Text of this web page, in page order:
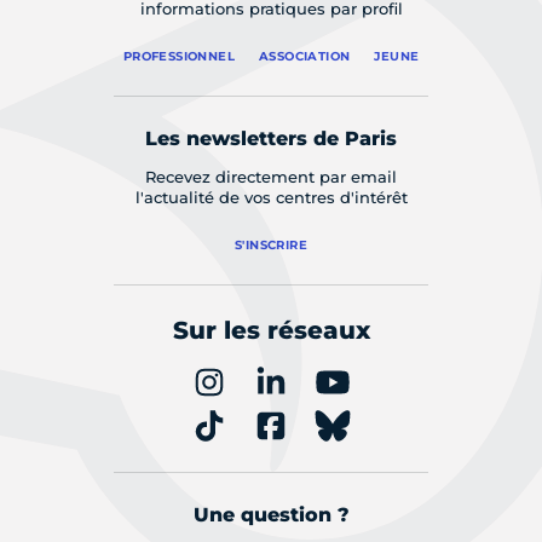
informations pratiques par profil
PROFESSIONNEL ASSOCIATION JEUNE
Les newsletters de Paris
Recevez directement par email
l'actualité de vos centres d'intérêt
S'INSCRIRE
Sur les réseaux
Une question ?